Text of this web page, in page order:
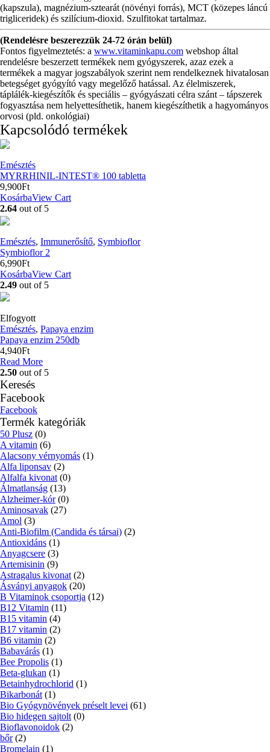
(kapszula), magnézium-sztearát (növényi forrás), MCT (közepes láncú
trigliceridek) és szilícium-dioxid. Szulfitokat tartalmaz.
(Rendelésre beszerezzük 24-72 órán belül)
Fontos figyelmeztetés: a www.vitaminkapu.com webshop által
rendelésre beszerzett termékek nem gyógyszerek, azaz ezek a
termékek a magyar jogszabályok szerint nem rendelkeznek hivatalosan
betegséget gyógyító vagy megelőző hatással. Az élelmiszerek,
táplálék-kiegészítők és speciális – gyógyászati célra szánt – tápszerek
fogyasztása nem helyettesíthetik, hanem kiegészíthetik a hagyományos
orvosi (pld. onkológiai)
Kapcsolódó termékek
Emésztés
MYRRHINIL-INTEST® 100 tabletta
9,900Ft
KosárbaView Cart
2.64 out of 5
Emésztés, Immunerősítő, Symbioflor
Symbioflor 2
6,990Ft
KosárbaView Cart
2.49 out of 5
Elfogyott
Emésztés, Papaya enzim
Papaya enzim 250db
4,940Ft
Read More
2.50 out of 5
Keresés
Facebook
Facebook
Termék kategóriák
50 Plusz (0)
A vitamin (6)
Alacsony vérnyomás (1)
Alfa liponsav (2)
Alfalfa kivonat (0)
Álmatlanság (13)
Alzheimer-kór (0)
Aminosavak (27)
Amol (3)
Anti-Biofilm (Candida és társai) (2)
Antioxidáns (1)
Anyagcsere (3)
Artemisinin (9)
Astragalus kivonat (2)
Ásványi anyagok (20)
B Vitaminok csoportja (12)
B12 Vitamin (11)
B15 vitamin (4)
B17 vitamin (2)
B6 vitamin (2)
Babavárás (1)
Bee Propolis (1)
Beta-glukan (1)
Betainhydrochlorid (1)
Bikarbonát (1)
Bio Gyógynövények préselt levei (61)
Bio hidegen sajtolt (0)
Bioflavonoidok (2)
bőr (2)
Bromelain (1)